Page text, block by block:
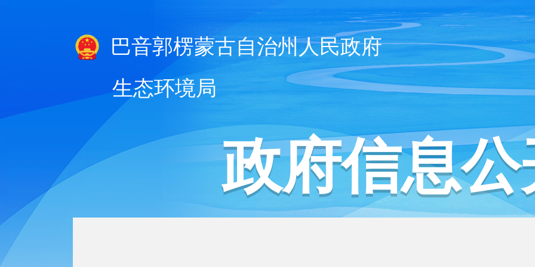
巴音郭楞蒙古自治州人民政府
生态环境局
政府信息公